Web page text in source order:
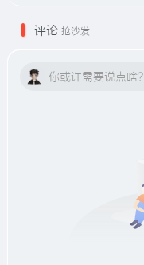
评论 抢沙发
你或许需要说点啥？